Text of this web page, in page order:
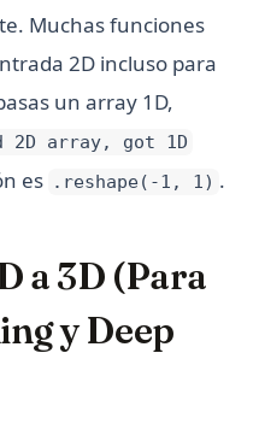
Muchas funciones
2D incluso para
un array 1D,
2D array, got 1D
es .reshape(-1, 1) .
a 3D (Para
y Deep